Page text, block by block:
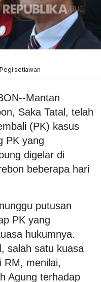
setiawan
Mantan
Saka Tatal, telah
(PK) kasus
PK yang
digelar di
beberapa hari
putusan
PK yang
hukumnya.
salah satu kuasa
RM, menilai,
Agung terhadap